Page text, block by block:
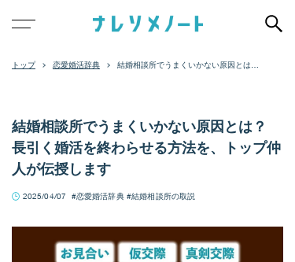
恋愛婚活辞典
結婚相談所でうまくいかない原因とは？
結婚相談所でうまくいかない原因とは？
長引く婚活を終わらせる方法を、トップ仲
人が伝授します
2025/04/07 恋愛婚活辞典 結婚相談所の取説